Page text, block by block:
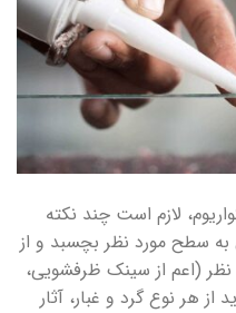
لازم است چند نکته
سطح مورد نظر بچسبد و از
(اعم از سینک ظرفشویی،
از هر نوع گرد و غبار، آثار